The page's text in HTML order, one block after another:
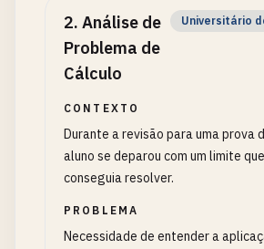
2. Análise de
Problema de
Cálculo
Universitário
CONTEXTO
Durante a revisão para uma prova
aluno se deparou com um limite
conseguia resolver.
PROBLEMA
Necessidade de entender a